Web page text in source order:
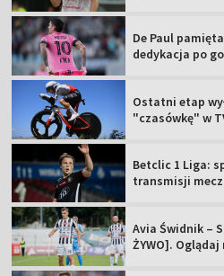
De Paul
dedykacja po
Ostatni etap
"czasówkę" w
Betclic 1 Liga:
transmisji
Avia Świdnik –
ŻYWO].